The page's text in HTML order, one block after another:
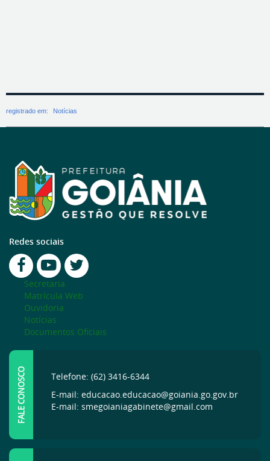
registrado em: Notícias
Redes sociais
Secretaria
Matrícula Web
Ouvidoria
Notícias
Documentos Oficiais
FALE CONOSCO
Telefone: (62) 3416-6344
E-mail: educacao.educacao@goiania.go.gov.br
E-mail: smegoianiagabinete@gmail.com